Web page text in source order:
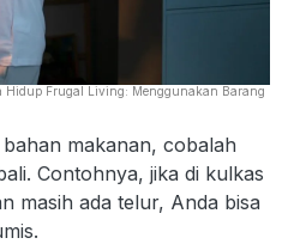
Hidup Frugal Living: Menggunakan Barang
makanan, cobalah
Contohnya, jika di kulkas
masih ada telur, Anda bisa